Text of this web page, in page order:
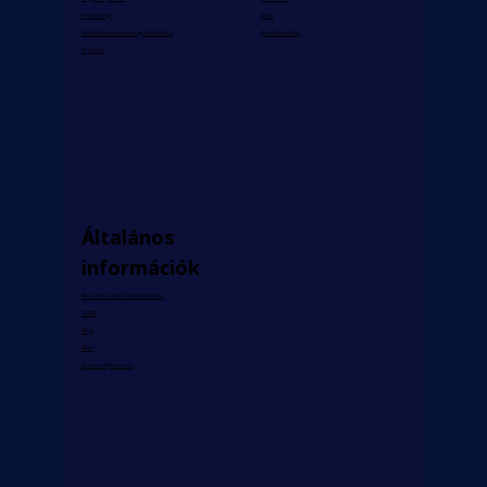
e-Learning
Kulturális ismereti vizsgafelkészítő
AI Tanár
Árak
Fizetési módok
Általános
információk
Általános Szerződési Feltételek
GDPR
Blog
Állás
Vízum tájékoztató